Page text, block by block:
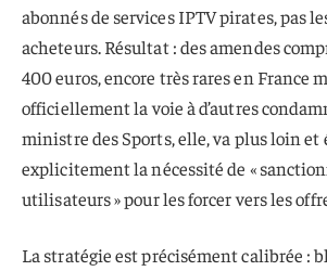
abonnés de services IPTV pirates, pas
acheteurs. Résultat : des amendes
400 euros, encore très rares en France
officiellement la voie à d’autres
ministre des Sports, elle, va plus loin et
explicitement la nécessité de «
utilisateurs » pour les forcer vers les
La stratégie est précisément calibrée :